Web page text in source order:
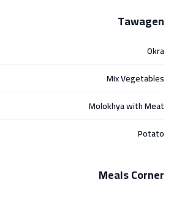
Tawagen
Okra
Mix Vegetables
Molokhya with Meat
Potato
Meals Corner